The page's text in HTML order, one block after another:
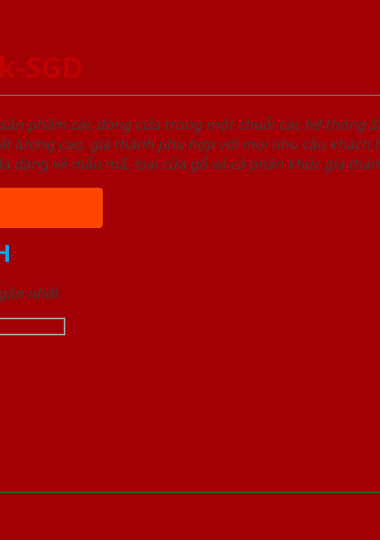
SGD
phẩm các dòng cửa trong một chuỗi các hệ thống
cao, giá thành phù hợp với mọi nhu cầu khách
dạng về mẫu mã, loại cửa gỗ và cả phân khúc giá
nhất